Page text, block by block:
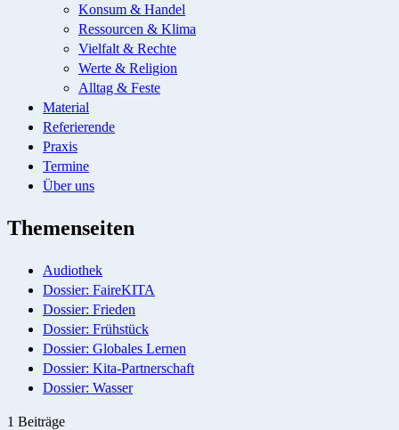
Konsum & Handel
Ressourcen & Klima
Vielfalt & Rechte
Werte & Religion
Alltag & Feste
Material
Referierende
Praxis
Termine
Über uns
Themenseiten
Audiothek
Dossier: FaireKITA
Dossier: Frieden
Dossier: Frühstück
Dossier: Globales Lernen
Dossier: Kita-Partnerschaft
Dossier: Wasser
1 Beiträge